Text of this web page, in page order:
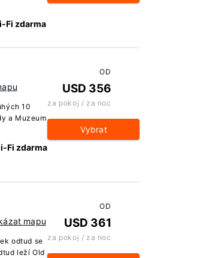
Fi zdarma
10
a Muzeum
Fi zdarma
OD
USD 356
za pokoj / za noc
Vybrat
mapu
odtud se
leží Old
OD
USD 361
za pokoj / za noc